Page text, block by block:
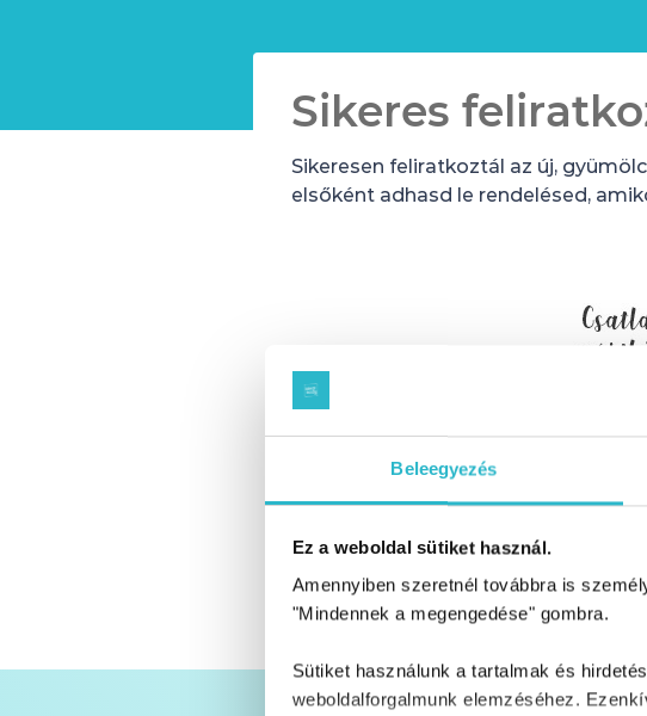
Beleegyezés
Ez a weboldal sütiket használ.
Amennyiben szeretnél továbbra is
"Mindennek a megengedése" gombra.
Sütiket használunk a tartalmak és
weboldalforgalmunk elemzéséhez.
Sikeres
Sikeresen feliratkoztál az új,
elsőként adhasd le rendelésed,